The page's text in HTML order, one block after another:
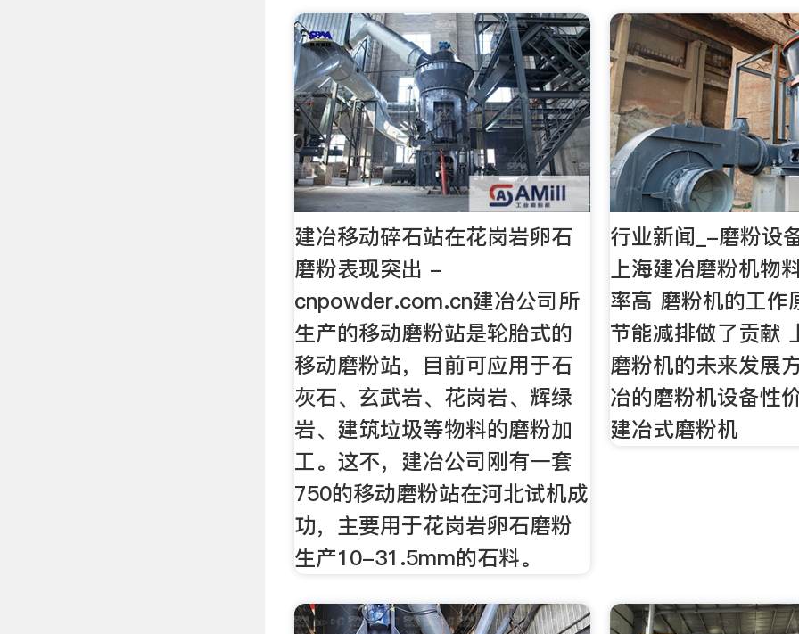
建冶移动碎石站在花岗岩卵石
磨粉表现突出 -
cnpowder.com.cn建冶公司所
生产的移动磨粉站是轮胎式的
移动磨粉站，目前可应用于石
灰石、玄武岩、花岗岩、辉绿
岩、建筑垃圾等物料的磨粉加
工。这不，建冶公司刚有一套
750的移动磨粉站在河北试机成
功，主要用于花岗岩卵石磨粉
生产10-31.5mm的石料。
行业新闻_-磨粉设
上海建冶磨粉机物
率高 磨粉机的工作
节能减排做了贡献
磨粉机的未来发展
冶的磨粉机设备性
建冶式磨粉机